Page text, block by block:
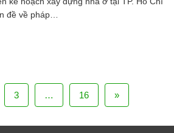
đề về pháp…
3 … 16 »